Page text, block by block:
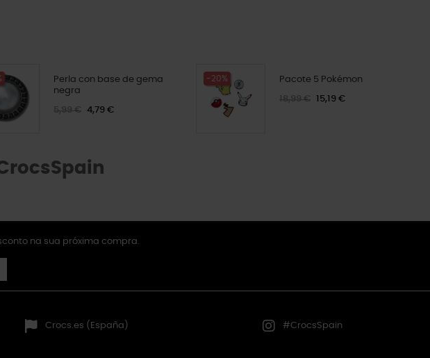
Perla con base de gema
negra
5,99 € 4,79 €
-20% Pacote 5 Pokémon
18,99 € 15,19 €
na sua próxima compra.
Crocs.es (España) #CrocsSpain